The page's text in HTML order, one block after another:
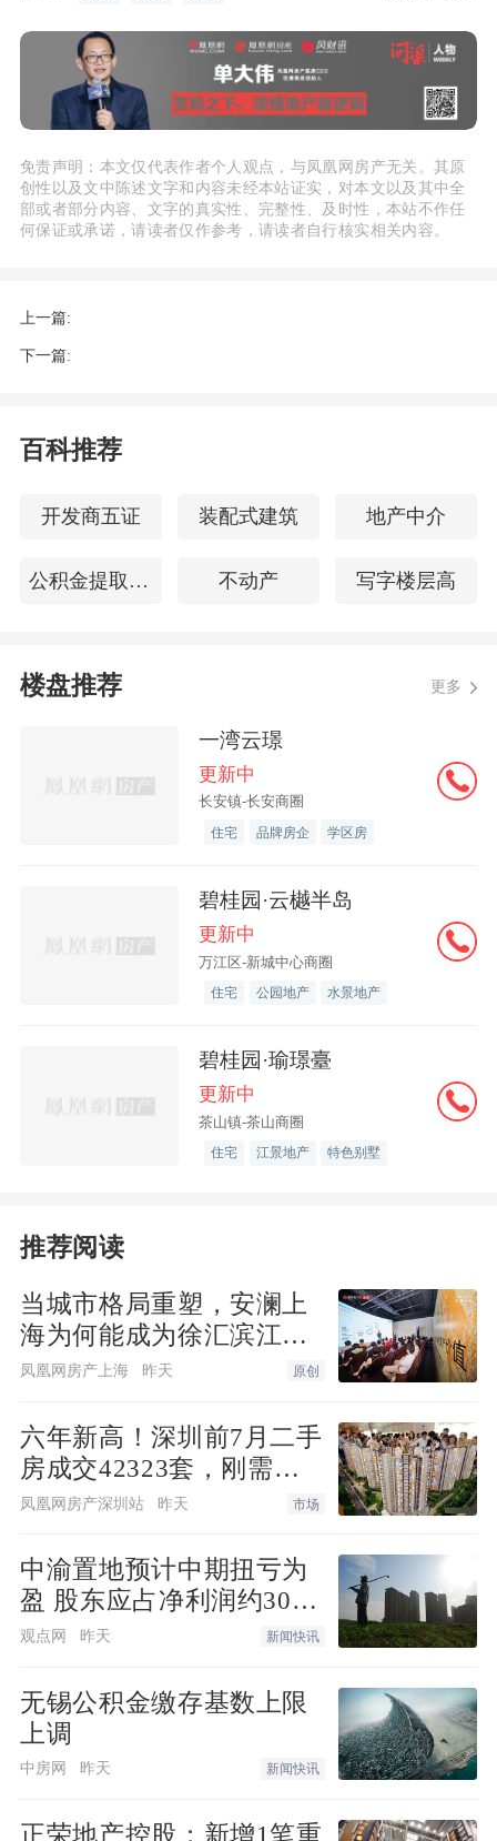
交易，二手商品住房暂停实行限售政策。
本通知自印发之日起施行。此前相关政策
准。
2022年12月26日
免责声明：本文仅代表作者个人观点，与凤凰网房产无关。其原
创性以及文中陈述文字和内容未经本站证实，对本文以及其中全
部或者部分内容、文字的真实性、完整性、及时性，本站不作任
何保证或承诺，请读者仅作参考，请读者自行核实相关内容。
上一篇:
下一篇:
百科推荐
开发商五证 装配式建筑 地产中介
公积金提取申请 不动产 写字楼层高
楼盘推荐 更多
一湾云璟
更新中
长安镇-长安商圈
住宅 品牌房企 学区房
碧桂园·云樾半岛
更新中
万江区-新城中心商圈
住宅 公园地产 水景地产
碧桂园·瑜璟臺
更新中
茶山镇-茶山商圈
住宅 江景地产 特色别墅
推荐阅读
当城市格局重塑，安澜上
海为何能成为徐汇滨江承
接“新质生产力”的人居锚
凤凰网房产上海 昨天 原创
六年新高！深圳前7月二手
房成交42323套，刚需刚
改撑起"量的回归"
凤凰网房产深圳站 昨天 市场
中渝置地预计中期扭亏为
盈 股东应占净利润约3000
万港元
观点网 昨天 新闻快讯
无锡公积金缴存基数上限
上调
中房网 昨天 新闻快讯
正荣地产控股：新增1笔重